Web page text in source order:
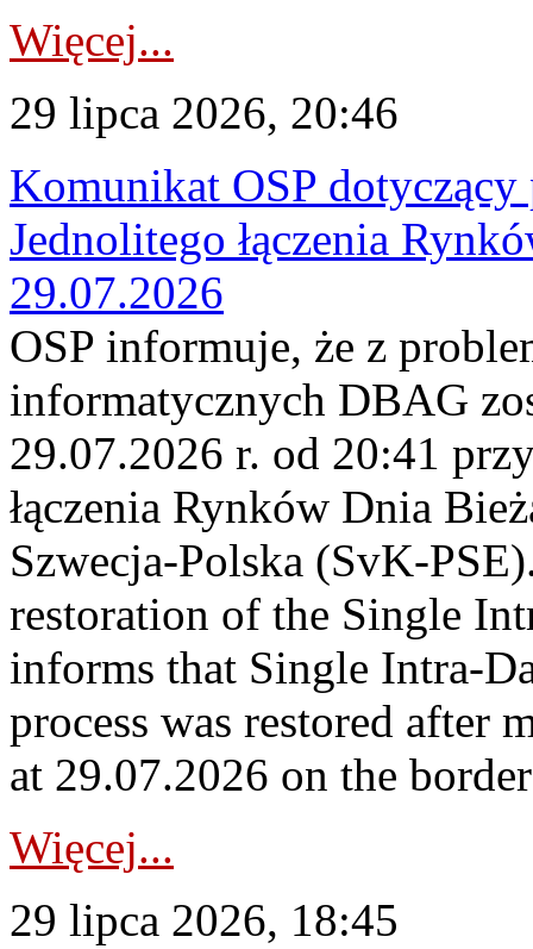
Więcej...
29 lipca 2026, 20:46
Komunikat OSP
Jednolitego łączenia
29.07.2026
OSP informuje, że z
informatycznych DBAG
29.07.2026 r. od 20:41
łączenia Rynków Dnia
Szwecja-Polska (SvK-
restoration of the Single
informs that Single Intra-
process was restored after
at 29.07.2026 on the
Więcej...
29 lipca 2026, 18:45